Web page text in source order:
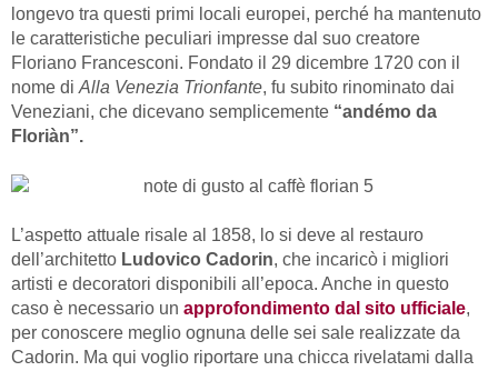
longevo tra questi primi locali europei, perché ha mantenuto
le caratteristiche peculiari impresse dal suo creatore
Floriano Francesconi. Fondato il 29 dicembre 1720 con il
nome di Alla Venezia Trionfante, fu subito rinominato dai
Veneziani, che dicevano semplicemente “andémo da
Floriàn”.
L’aspetto attuale risale al 1858, lo si deve al restauro
dell’architetto Ludovico Cadorin, che incaricò i migliori
artisti e decoratori disponibili all’epoca. Anche in questo
caso è necessario un approfondimento dal sito ufficiale,
per conoscere meglio ognuna delle sei sale realizzate da
Cadorin. Ma qui voglio riportare una chicca rivelatami dalla